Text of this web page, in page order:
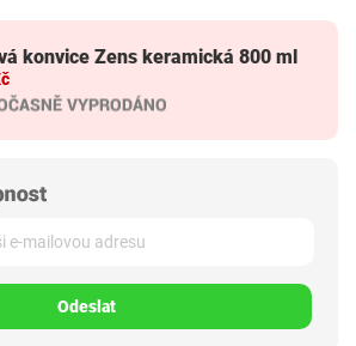
konvice Zens keramická 800 ml
Odeslat